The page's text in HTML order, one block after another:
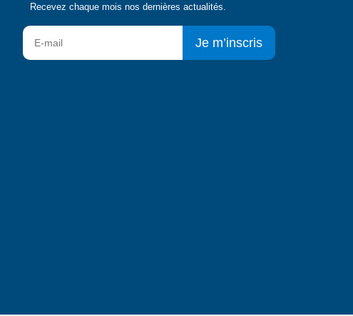
Recevez chaque mois nos dernières actualités.
Je m’inscris